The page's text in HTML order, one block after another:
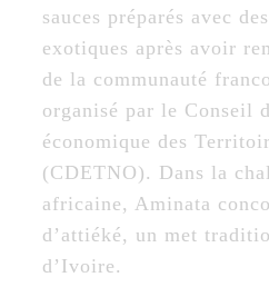
sauces préparés avec
exotiques après avoir
de la communauté
organisé par le Conseil
économique des
(CDETNO). Dans la
africaine, Aminata
d’attiéké, un met
d’Ivoire.